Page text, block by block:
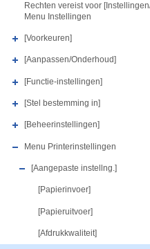
Rechten vereist voor
Menu Instellingen
[Voorkeuren]
[Aanpassen/Onderhoud]
[Functie-instellingen]
[Stel bestemming in]
[Beheerinstellingen]
Menu Printerinstellingen
[Aangepaste instellng.]
[Papierinvoer]
[Papieruitvoer]
[Afdrukkwaliteit]